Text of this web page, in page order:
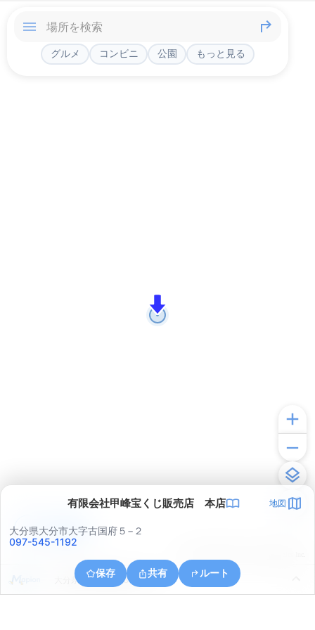
グルメ コンビニ 公園 もっと見る
有限会社甲峰宝くじ販売店 本店 地図
大分県大分市大字古国府５−２
097-545-1192
保存 共有 ルート
大分県大分市花園３丁目４
アプリで見る